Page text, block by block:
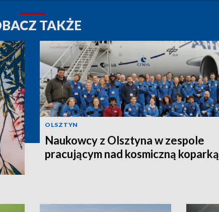
TAKŻE
OLSZTYN
Naukowcy z Olsztyna w zespole
pracującym nad kosmiczną koparką